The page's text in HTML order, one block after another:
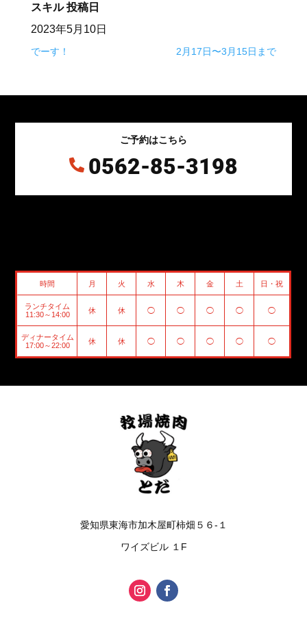
スキル 投稿日
2023年5月10日
でーす！ 2月17日〜3月15日まで
ご予約はこちら
 0562-85-3198
時間 月 火 水 木 金 土 日・祝
ランチタイム
11:30～14:00
休 休 ◯ ◯ ◯ ◯ ◯
ディナータイム
17:00～22:00
休 休 ◯ ◯ ◯ ◯ ◯
愛知県東海市加木屋町柿畑５６-１
ワイズビル １F